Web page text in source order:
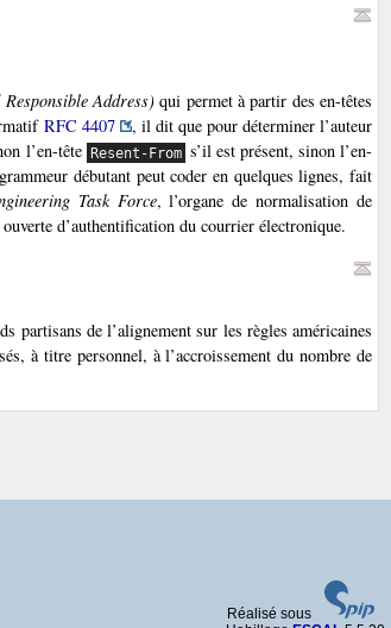
Address)qui permet à partir des en-têtes
RFC 4407
, il dit que pour déterminer l’auteur
l’en-tête Resent-From s’il est présent, sinon l’en-
débutant peut coder en quelques lignes, fait
Task Force, l’organe de normalisation de
d’authentification du courrier électronique.
partisans de l’alignement sur les règles américaines
à titre personnel, à l’accroissement du nombre de
Réalisé sous